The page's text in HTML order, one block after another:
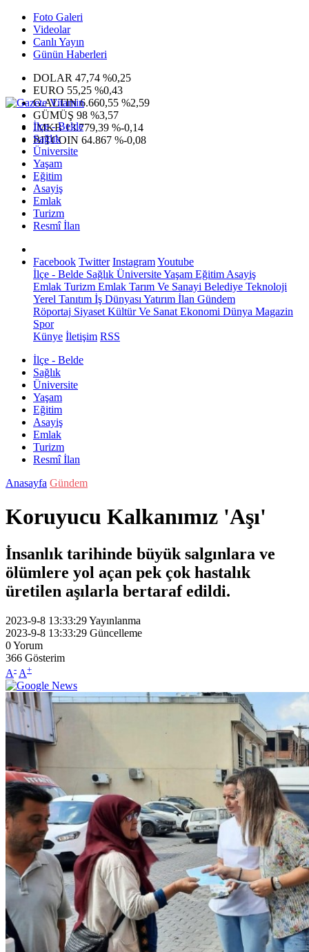
Foto Galeri
Videolar
Canlı Yayın
Günün Haberleri
DOLAR 47,74 %0,25
EURO 55,25 %0,43
G.ALTIN6.660,55 %2,59
GÜMÜŞ 98 %3,57
IMKB13.779,39 %-0,14
BITCOIN 64.867 %-0,08
İlçe - Belde
Sağlık
Üniversite
Yaşam
Eğitim
Asayiş
Emlak
Turizm
Resmî İlan
Facebook Twitter InstagramYoutube
İlçe - Belde Sağlık ÜniversiteYaşam Eğitim Asayiş
Emlak Turizm Emlak Tarım Ve Sanayi Belediye Teknoloji
Yerel Tanıtım İş Dünyası Yatırım İlan Gündem
Röportaj Siyaset Kültür Ve Sanat Ekonomi Dünya Magazin
Spor
Künye İletişim RSS
İlçe - Belde
Sağlık
Üniversite
Yaşam
Eğitim
Asayiş
Emlak
Turizm
Resmî İlan
Anasayfa Gündem
Koruyucu Kalkanımız 'Aşı'
İnsanlık tarihinde büyük salgınlara ve
ölümlere yol açan pek çok hastalık
üretilen aşılarla bertaraf edildi.
2023-9-8 13:33:29Yayınlanma
2023-9-8 13:33:29 Güncelleme
0Yorum
366 Gösterim
A- A+